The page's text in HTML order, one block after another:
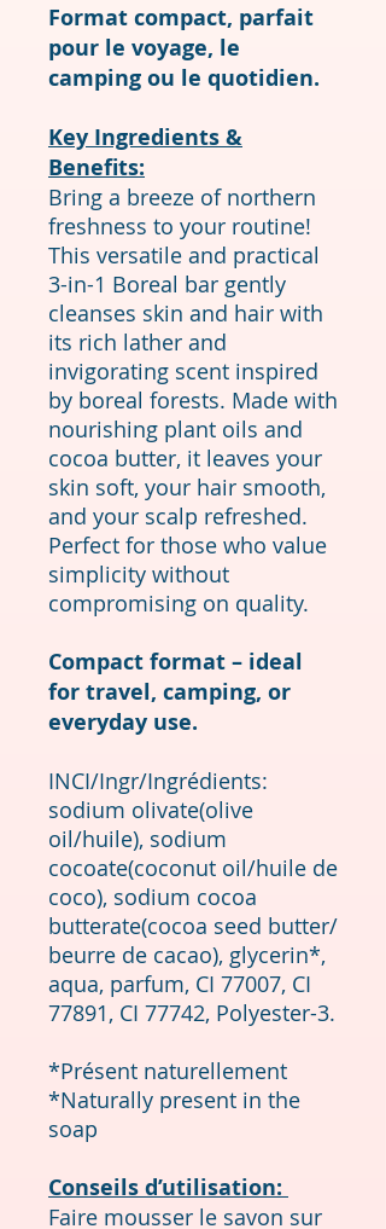
Format compact, parfait
pour le voyage, le
camping ou le quotidien.
Key Ingredients &
Benefits:
Bring a breeze of northern
freshness to your routine!
This versatile and practical
3-in-1 Boreal bar gently
cleanses skin and hair with
its rich lather and
invigorating scent inspired
by boreal forests. Made with
nourishing plant oils and
cocoa butter, it leaves your
skin soft, your hair smooth,
and your scalp refreshed.
Perfect for those who value
simplicity without
compromising on quality.
Compact format – ideal
for travel, camping, or
everyday use.
INCI/Ingr/Ingrédients:
sodium olivate(olive
oil/huile), sodium
cocoate(coconut oil/huile de
coco), sodium cocoa
butterate(cocoa seed butter/
beurre de cacao), glycerin*,
aqua, parfum, CI 77007, CI
77891, CI 77742, Polyester-3.
*Présent naturellement
*Naturally present in the
soap
Conseils d’utilisation:
Faire mousser le savon sur